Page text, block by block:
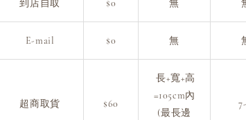
到店自取 $0 無
E-mail $0 無
超商取貨 $60
長+寬+高
=105cm內
(最長邊